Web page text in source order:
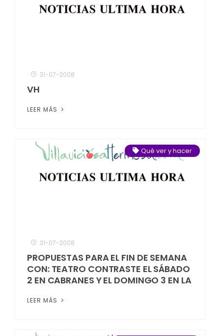
31-07-2008
VH
LEER MÁS
Qué ver y hacer
31-07-2008
PROPUESTAS PARA EL FIN DE SEMANA
CON: TEATRO CONTRASTE EL SÁBADO
2 EN CABRANES Y EL DOMINGO 3 EN LA
LEER MÁS